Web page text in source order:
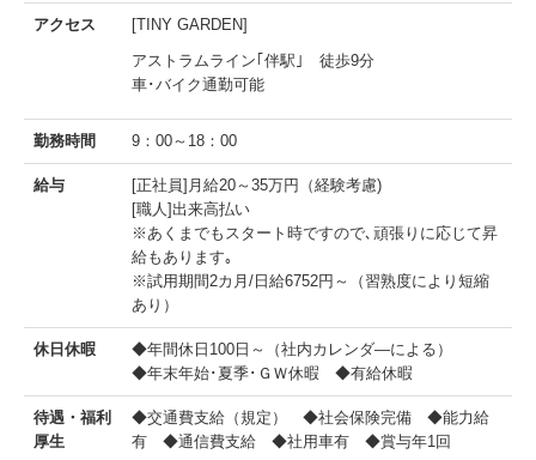
アクセス
[TINY GARDEN]
アストラムライン｢伴駅｣ 徒歩9分
車･バイク通勤可能
勤務時間 9：00～18：00
給与
[正社員]月給20～35万円（経験考慮)
[職人]出来高払い
※あくまでもスタート時ですので､頑張りに応じて昇
給もあります｡
※試用期間2カ月/日給6752円～（習熟度により短縮
あり）
休日休暇
◆年間休日100日～（社内カレンダ―による）
◆年末年始･夏季･ＧＷ休暇 ◆有給休暇
待遇・福利
厚生
◆交通費支給（規定） ◆社会保険完備 ◆能力給
有 ◆通信費支給 ◆社用車有 ◆賞与年1回